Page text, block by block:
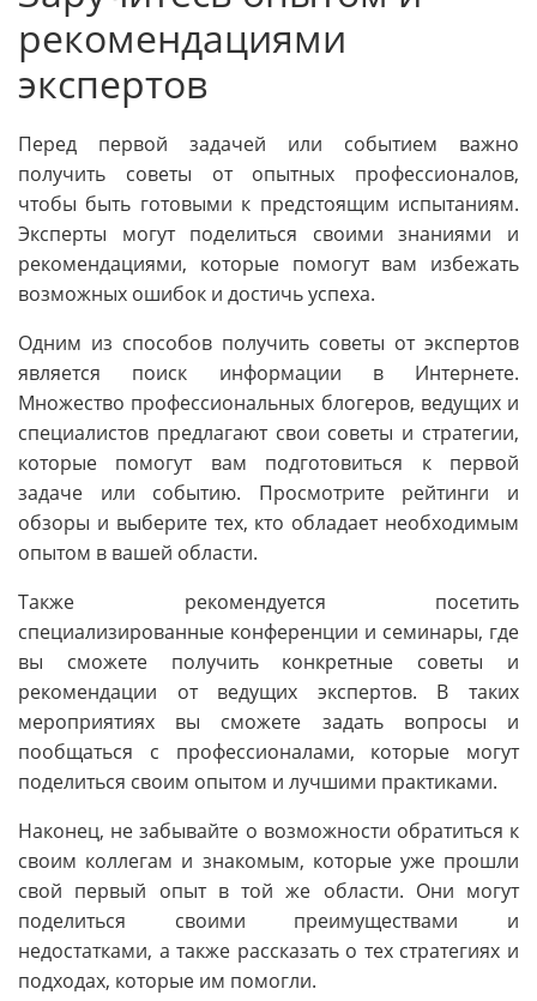
рекомендациями
экспертов
Перед первой задачей или событием важно
получить советы от опытных профессионалов,
чтобы быть готовыми к предстоящим испытаниям.
Эксперты могут поделиться своими знаниями и
рекомендациями, которые помогут вам избежать
возможных ошибок и достичь успеха.
Одним из способов получить советы от экспертов
является поиск информации в Интернете.
Множество профессиональных блогеров, ведущих и
специалистов предлагают свои советы и стратегии,
которые помогут вам подготовиться к первой
задаче или событию. Просмотрите рейтинги и
обзоры и выберите тех, кто обладает необходимым
опытом в вашей области.
Также рекомендуется посетить
специализированные конференции и семинары, где
вы сможете получить конкретные советы и
рекомендации от ведущих экспертов. В таких
мероприятиях вы сможете задать вопросы и
пообщаться с профессионалами, которые могут
поделиться своим опытом и лучшими практиками.
Наконец, не забывайте о возможности обратиться к
своим коллегам и знакомым, которые уже прошли
свой первый опыт в той же области. Они могут
поделиться своими преимуществами и
недостатками, а также рассказать о тех стратегиях и
подходах, которые им помогли.